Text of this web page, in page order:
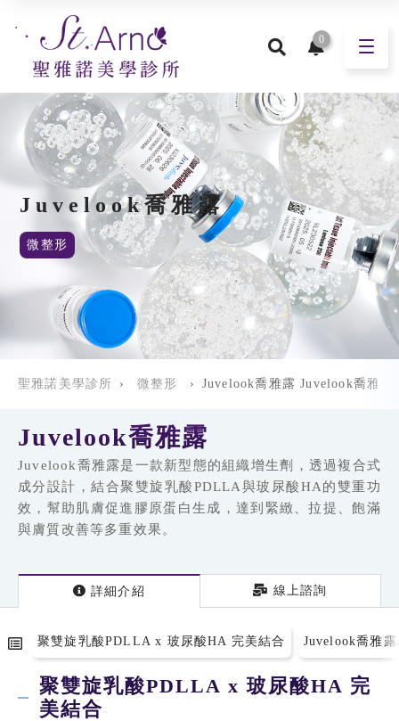
0
Juvelook喬雅露
微整形
聖雅諾美學診所 › 微整形 › Juvelook喬雅露 Juvelook喬雅露
Juvelook喬雅露
Juvelook喬雅露是一款新型態的組織增生劑，透過複合式
成分設計，結合聚雙旋乳酸PDLLA與玻尿酸HA的雙重功
效，幫助肌膚促進膠原蛋白生成，達到緊緻、拉提、飽滿
與膚質改善等多重效果。
詳細介紹 線上諮詢
聚雙旋乳酸PDLLA x 玻尿酸HA 完美結合 Juvelook喬雅
聚雙旋乳酸PDLLA x 玻尿酸HA 完
美結合